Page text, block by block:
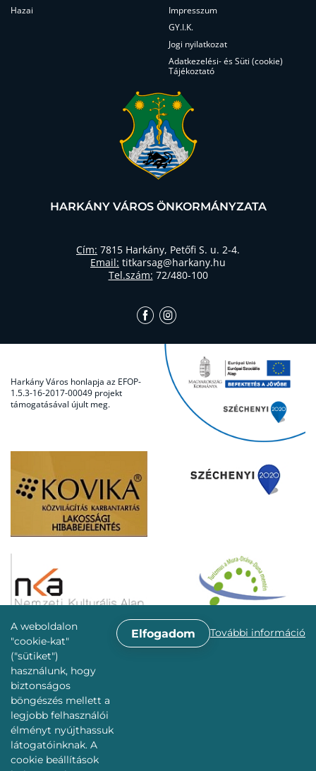
A weboldalon
"cookie-kat"
("sütiket")
használunk, hogy
biztonságos
böngészés mellett a
legjobb felhasználói
élményt nyújthassuk
látogatóinknak. A
cookie beállítások
Elfogadom További információ
Hazai
Impresszum
GY.I.K.
Jogi nyilatkozat
Adatkezelési- és Süti (cookie)
Tájékoztató
HARKÁNY VÁROS ÖNKORMÁNYZATA
Cím: 7815 Harkány, Petőfi S. u. 2-4.
Email: titkarsag@harkany.hu
Tel.szám: 72/480-100
Harkány Város honlapja az EFOP-
1.5.3-16-2017-00049 projekt
támogatásával újult meg.